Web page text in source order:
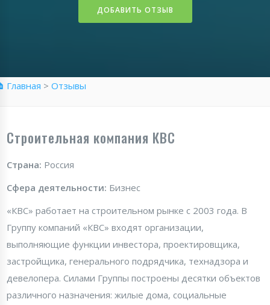
ДОБАВИТЬ ОТЗЫВ
Главная > Отзывы
Строительная компания КВС
Страна: Россия
Сфера деятельности: Бизнес
«КВС» работает на строительном рынке с 2003 года. В
Группу компаний «КВС» входят организации,
выполняющие функции инвестора, проектировщика,
застройщика, генерального подрядчика, технадзора и
девелопера. Силами Группы построены десятки объектов
различного назначения: жилые дома, социальные